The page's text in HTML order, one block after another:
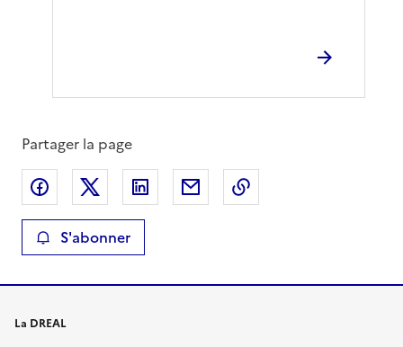
Partager la page
Partager sur Facebook
Partager sur XPartager sur LinkedIn
Partager par email
S'abonner
La DREAL